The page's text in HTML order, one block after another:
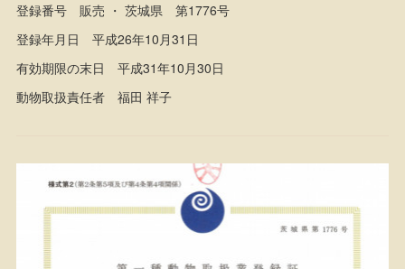
登録番号 販売 ・ 茨城県 第1776号
登録年月日 平成26年10月31日
有効期限の末日 平成31年10月30日
動物取扱責任者 福田 祥子